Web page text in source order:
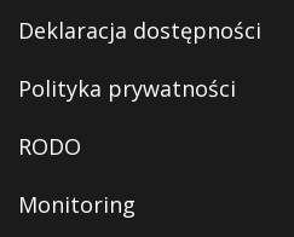
Deklaracja dostępności
Polityka prywatności
RODO
Monitoring